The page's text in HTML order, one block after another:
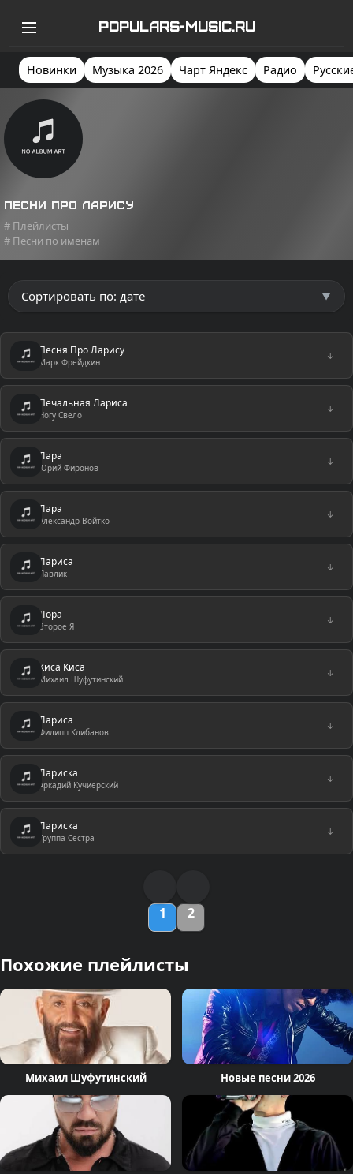
POPULARS-MUSIC.RU
Новинки Музыка 2026 Чарт Яндекс Радио
Песни про Ларису
# Плейлисты
# Песни по именам
Песня Про Ларису
Марк Фрейдкин
↓
Печальная Лариса
Ногу Свело
↓
Лара
Юрий Фиронов
↓
Лара
Александр Войтко
↓
Лариса
Павлик
↓
Лора
Второе Я
↓
Киса Киса
Михаил Шуфутинский
↓
Лариса
Филипп Клибанов
↓
Лариска
Аркадий Кучиерский
↓
Лариска
Группа Сестра
↓
1 2
Похожие плейлисты
Михаил Шуфутинский Новые песни 2026